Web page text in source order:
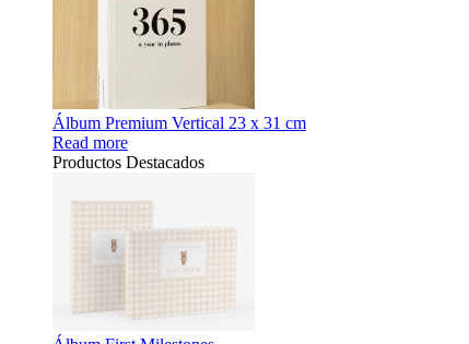
Álbum Premium Vertical 23 x 31 cm
Read more
Productos Destacados